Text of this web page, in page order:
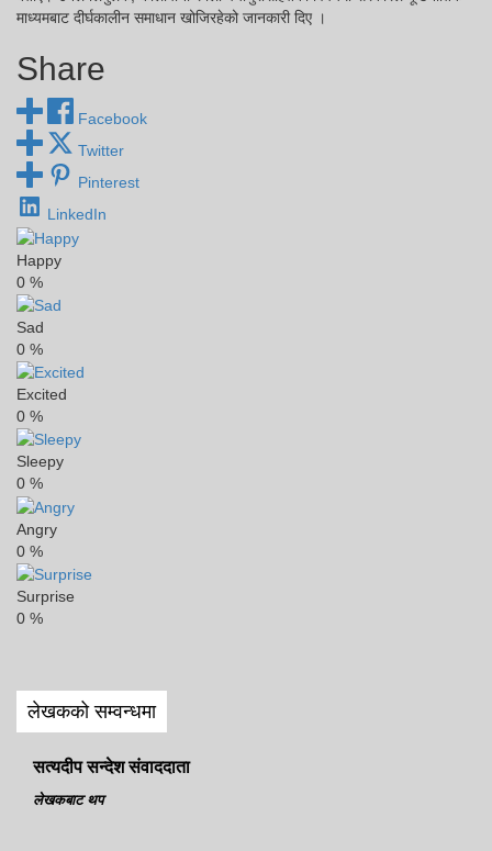
माध्यमबाट दीर्घकालीन समाधान खोजिरहेको जानकारी दिए ।
Share
Facebook
Twitter
Pinterest
LinkedIn
Happy
0 %
Sad
0 %
Excited
0 %
Sleepy
0 %
Angry
0 %
Surprise
0 %
लेखकको सम्वन्धमा
सत्यदीप सन्देश संवाददाता
लेखकबाट थप